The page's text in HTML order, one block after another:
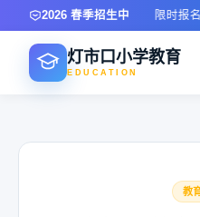
2026 春季招生中 限时报
灯市口小学教育
EDUCATION
教